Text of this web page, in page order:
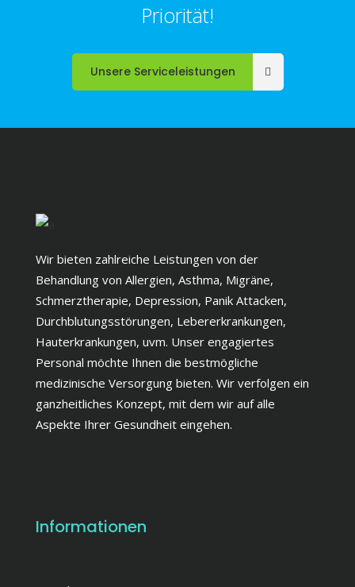
Priorität!
Unsere Serviceleistungen
Wir bieten zahlreiche Leistungen von der
Behandlung von Allergien, Asthma, Migräne,
Schmerztherapie, Depression, Panik Attacken,
Durchblutungsstörungen, Lebererkrankungen,
Hauterkrankungen, uvm. Unser engagiertes
Personal möchte Ihnen die bestmögliche
medizinische Versorgung bieten. Wir verfolgen ein
ganzheitliches Konzept, mit dem wir auf alle
Aspekte Ihrer Gesundheit eingehen.
Informationen